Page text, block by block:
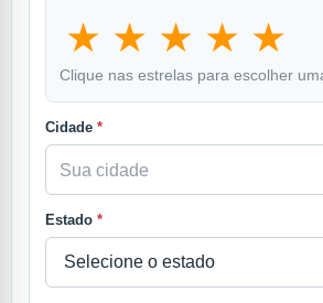
★
★
★
★
★
Clique nas estrelas para escolher
Cidade *
Estado *